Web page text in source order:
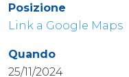
Posizione
Link a Google Maps
Quando
25/11/2024